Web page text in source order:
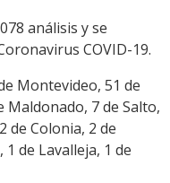
Linkanálisis y se
COVID-19.
Montevideo, 51 de
Maldonado, 7 de Salto,
de Colonia, 2 de
1 de Lavalleja, 1 de